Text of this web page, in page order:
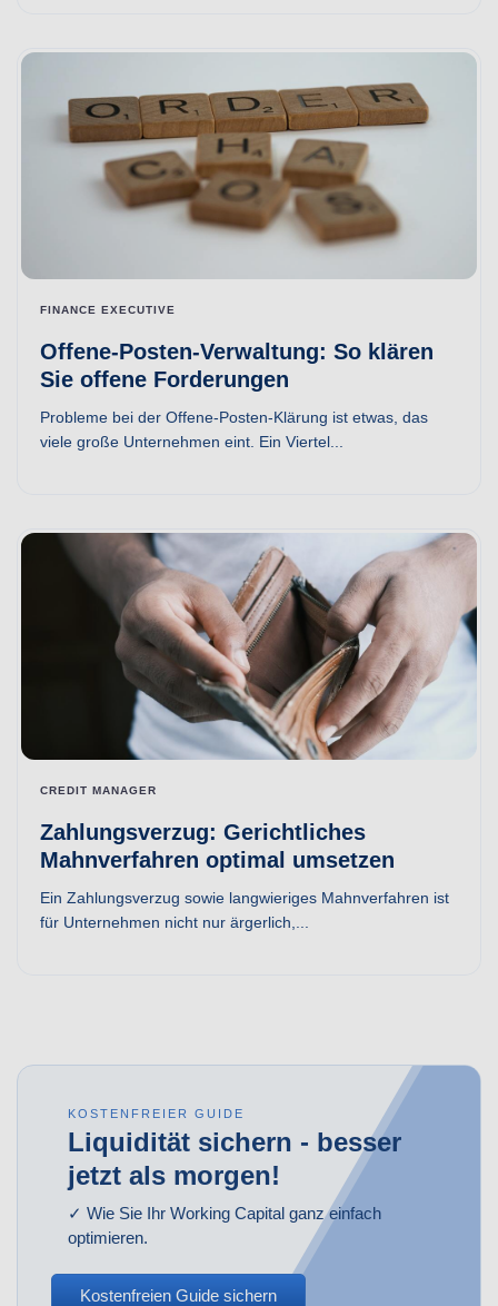
FINANCE EXECUTIVE
Offene-Posten-Verwaltung: So klären
Sie offene Forderungen
Probleme bei der Offene-Posten-Klärung ist etwas, das
viele große Unternehmen eint. Ein Viertel...
CREDIT MANAGER
Zahlungsverzug: Gerichtliches
Mahnverfahren optimal umsetzen
Ein Zahlungsverzug sowie langwieriges Mahnverfahren ist
für Unternehmen nicht nur ärgerlich,...
KOSTENFREIER GUIDE
Liquidität sichern - besser
jetzt als morgen!
✓ Wie Sie Ihr Working Capital ganz einfach
optimieren.
Kostenfreien Guide sichern